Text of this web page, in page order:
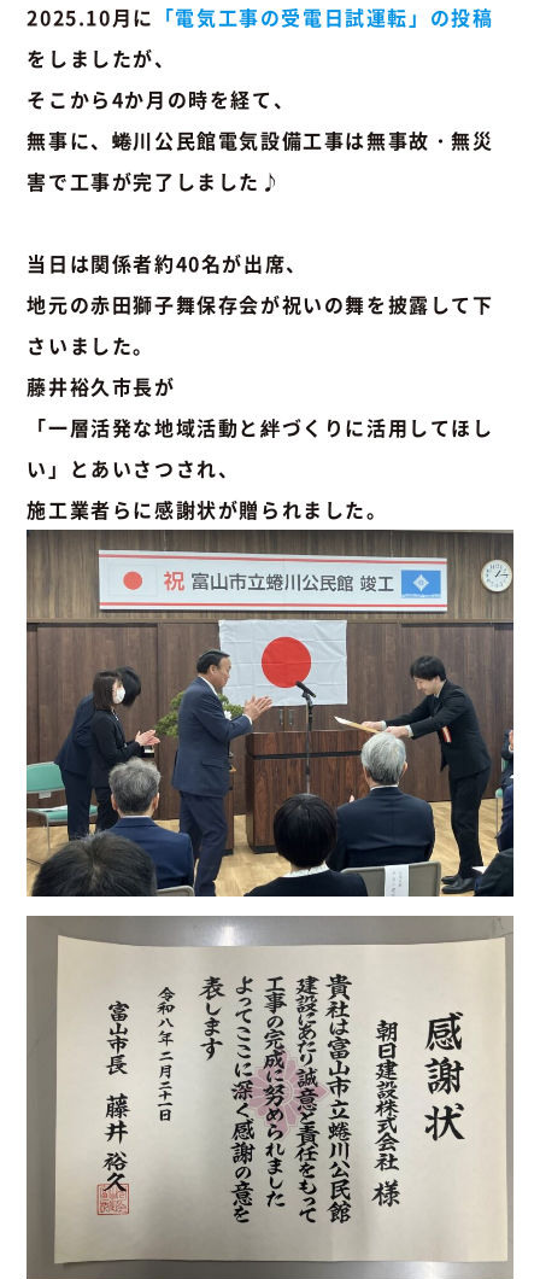
2025.10月に 「電気工事の受電日試運転」の投稿
をしましたが、
そこから4か月の時を経て、
無事に、蜷川公民館電気設備工事は無事故・無災
害で工事が完了しました♪
当日は関係者約40名が出席、
地元の赤田獅子舞保存会が祝いの舞を披露して下
さいました。
藤井裕久市長が
「一層活発な地域活動と絆づくりに活用してほし
い」とあいさつされ、
施工業者らに感謝状が贈られました。